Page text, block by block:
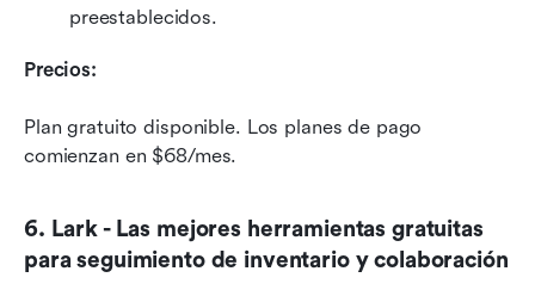
preestablecidos.
Precios:
Plan gratuito disponible. Los planes de pago
comienzan en $68/mes.
6. Lark - Las mejores herramientas gratuitas
para seguimiento de inventario y colaboración